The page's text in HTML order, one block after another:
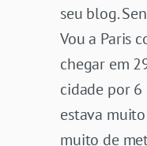
seu blog.
Vou a Paris
chegar em
cidade por 6
estava
muito de